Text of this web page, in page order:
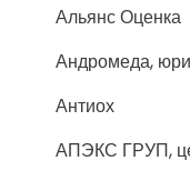
Альянс Оценка
Андромеда,
Антиох
АПЭКС ГРУП,